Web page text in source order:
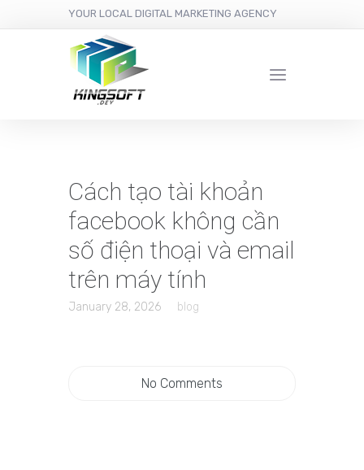
YOUR LOCAL DIGITAL MARKETING AGENCY
Cách tạo tài khoản
facebook không cần
số điện thoại và email
trên máy tính
January 28, 2026 blog
No Comments